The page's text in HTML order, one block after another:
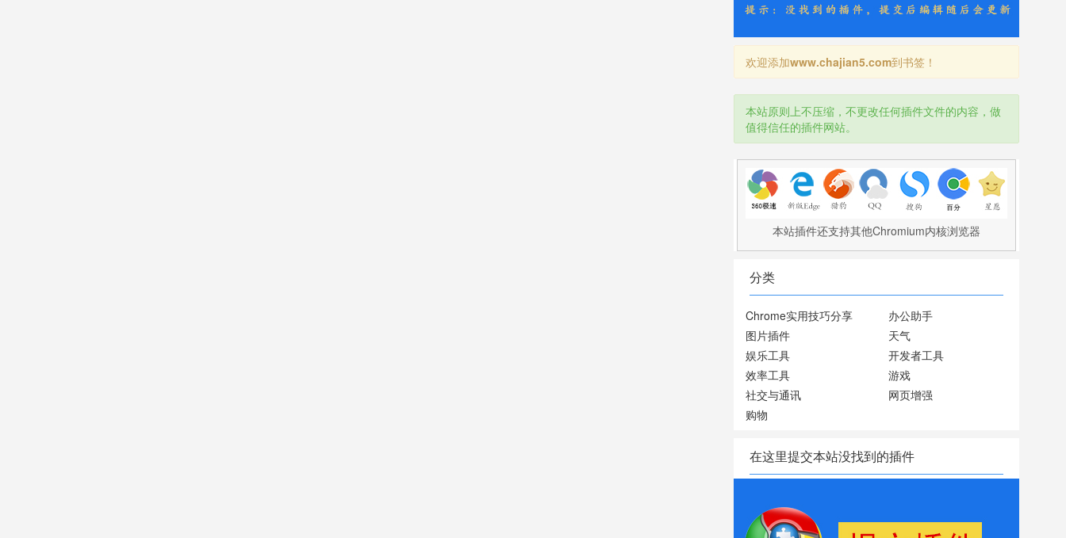
欢迎添加www.chajian5.com到书签！
本站原则上不压缩，不更改任何插件文件的内容，做
值得信任的插件网站。
本站插件还支持其他Chromium内核浏览器
分类
Chrome实用技巧分享
办公助手
图片插件
天气
娱乐工具
开发者工具
效率工具
游戏
社交与通讯
网页增强
购物
在这里提交本站没找到的插件